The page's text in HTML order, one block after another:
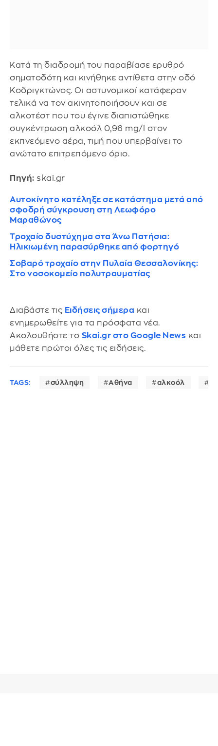
Κατά τη διαδρομή του παραβίασε ερυθρό
σηματοδότη και κινήθηκε αντίθετα στην οδό
Κοδριγκτώνος. Οι αστυνομικοί κατάφεραν
τελικά να τον ακινητοποιήσουν και σε
αλκοτέστ που του έγινε διαπιστώθηκε
συγκέντρωση αλκοόλ 0,96 mg/l στον
εκπνεόμενο αέρα, τιμή που υπερβαίνει το
ανώτατο επιτρεπόμενο όριο.
Πηγή: skai.gr
Αυτοκίνητο κατέληξε σε κατάστημα μετά από
σφοδρή σύγκρουση στη Λεωφόρο
Μαραθώνος
Τροχαίο δυστύχημα στα Άνω Πατήσια:
Ηλικιωμένη παρασύρθηκε από φορτηγό
Σοβαρό τροχαίο στην Πυλαία Θεσσαλονίκης:
Στο νοσοκομείο πολυτραυματίας
Διαβάστε τις Ειδήσεις σήμερα και
ενημερωθείτε για τα πρόσφατα νέα.
Ακολουθήστε το Skai.gr στο Google News και
μάθετε πρώτοι όλες τις ειδήσεις.
TAGS: σύλληψη Αθήνα αλκοόλ